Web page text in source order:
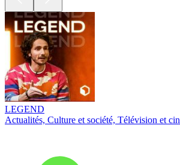
LEGEND
Actualités, Culture et société, Télévision et